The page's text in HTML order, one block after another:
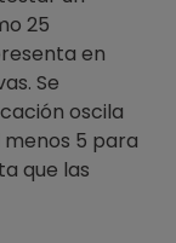
25
en
Se
oscila
menos 5 para
que las